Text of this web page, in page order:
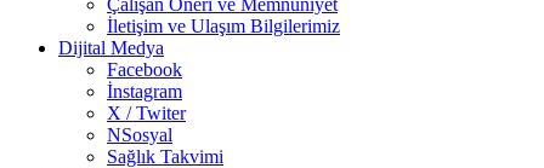
İletişim ve Ulaşım Bilgilerimiz
Dijital Medya
Facebook
İnstagram
X / Twiter
NSosyal
Sağlık Takvimi